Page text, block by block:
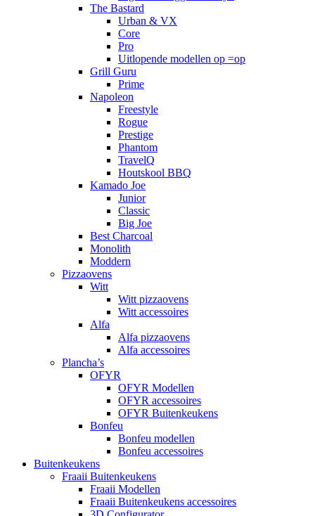
The Bastard
Urban & VX
Core
Pro
Uitlopende modellen op =op
Grill Guru
Prime
Napoleon
Freestyle
Rogue
Prestige
Phantom
TravelQ
Houtskool BBQ
Kamado Joe
Junior
Classic
Big Joe
Best Charcoal
Monolith
Moddern
Pizzaovens
Witt
Witt pizzaovens
Witt accessoires
Alfa
Alfa pizzaovens
Alfa accessoires
Plancha’s
OFYR
OFYR Modellen
OFYR accessoires
OFYR Buitenkeukens
Bonfeu
Bonfeu modellen
Bonfeu accessoires
Buitenkeukens
Fraaii Buitenkeukens
Fraaii Modellen
Fraaii Buitenkeukens accessoires